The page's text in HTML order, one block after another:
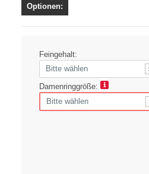
Optionen:
Feingehalt:
Damenringgröße: